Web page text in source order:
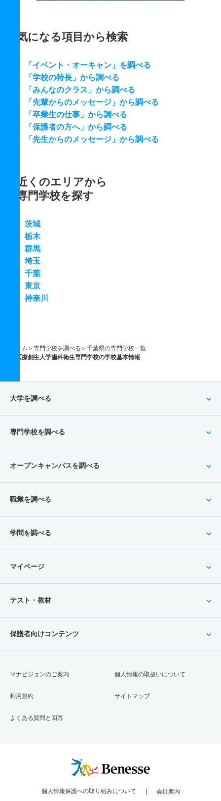
気になる項目から検索
「イベント・オーキャン」を調べる
「学校の特長」から調べる
「みんなのクラス」から調べる
「先輩からのメッセージ」から調べる
「卒業生の仕事」から調べる
「保護者の方へ」から調べる
「先生からのメッセージ」から調べる
近くのエリアから
専門学校を探す
茨城
栃木
群馬
埼玉
千葉
東京
神奈川
ホーム 専門学校を調べる
千葉県の専門学校一覧
医療創生大学歯科衛生専門学校の学校基本情報
大学を調べる
専門学校を調べる
オープンキャンパスを調べる
職業を調べる
学問を調べる
マイページ
テスト・教材
保護者向けコンテンツ
マナビジョンのご案内
利用規約
よくある質問と回答
個人情報の取扱いについて
サイトマップ
個人情報保護への取り組みについて 会社案内